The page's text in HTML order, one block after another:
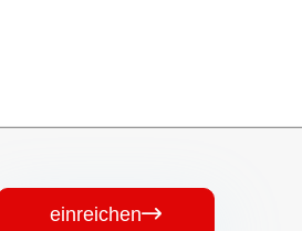
einreichen